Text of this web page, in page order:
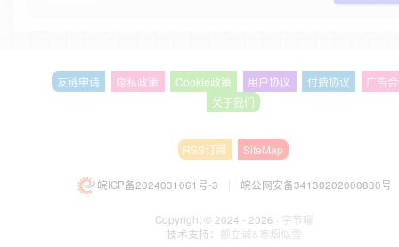
友链申请 隐私政策 Cookie政策 用户协议 付费协议
广告
关于我们
RSS订阅 SiteMap
皖ICP备2024031061号-3 | 皖公网安备34130202000830号
Copyright © 2024 - 2026 · 字节曜
技术支持： 颤立诚&寒烟似雪